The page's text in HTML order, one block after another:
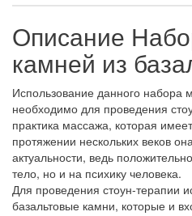
Описание
камней из
Использование данного
необходимо для проведения
практика массажа, которая
протяжении нескольких веков
актуальности, ведь
тело, но и на психику человека.
Для проведения стоун-терапии
базальтовые камни, которые и